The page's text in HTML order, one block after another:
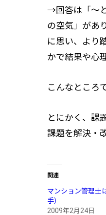
→回答は「～
の空気」があ
に思い、より
かで結果や心
こんなところ
とにかく、課
課題を解決・
関連
マンション管理士
手）
2009年2月24日